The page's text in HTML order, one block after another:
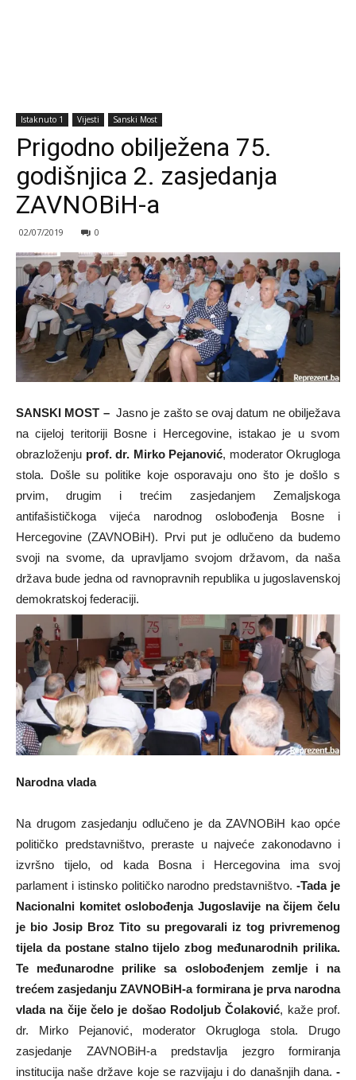
Istaknuto 1 Vijesti Sanski Most
Prigodno obilježena 75.
godišnjica 2. zasjedanja
ZAVNOBiH-a
02/07/2019 0
SANSKI MOST – Jasno je zašto se ovaj datum ne obilježava
na cijeloj teritoriji Bosne i Hercegovine, istakao je u svom
obrazloženju prof. dr. Mirko Pejanović, moderator Okrugloga
stola. Došle su politike koje osporavaju ono što je došlo s
prvim, drugim i trećim zasjedanjem Zemaljskoga
antifašističkoga vijeća narodnog oslobođenja Bosne i
Hercegovine (ZAVNOBiH). Prvi put je odlučeno da budemo
svoji na svome, da upravljamo svojom državom, da naša
država bude jedna od ravnopravnih republika u jugoslavenskoj
demokratskoj federaciji.
Narodna vlada
Na drugom zasjedanju odlučeno je da ZAVNOBiH kao opće
političko predstavništvo, preraste u najveće zakonodavno i
izvršno tijelo, od kada Bosna i Hercegovina ima svoj
parlament i istinsko političko narodno predstavništvo.-Tada je
Nacionalni komitet oslobođenja Jugoslavije na čijem čelu
je bio Josip Broz Tito su pregovarali iz tog privremenog
tijela da postane stalno tijelo zbog međunarodnih prilika.
Te međunarodne prilike sa oslobođenjem zemlje i na
trećem zasjedanju ZAVNOBiH-a formirana je prva narodna
vlada na čije čelo je došao Rodoljub Čolaković, kaže prof.
dr. Mirko Pejanović, moderator Okrugloga stola. Drugo
zasjedanje ZAVNOBiH-a predstavlja jezgro formiranja
institucija naše države koje se razvijaju i do današnjih dana. -